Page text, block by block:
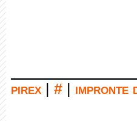
pirex # impronte